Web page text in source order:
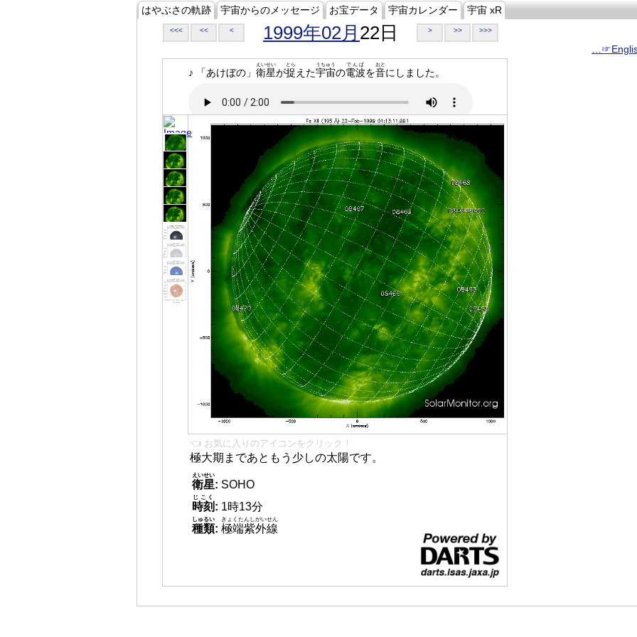
はやぶさの軌跡 宇宙からのメッセージ お宝データ 宇宙カレンダー 宇宙 xR
<<< << < 1999年02月 22日 > >> >>>
♪ 「あけぼの」 衛星
えいせい
が捉
とら
えた宇宙
うちゅう
の電波
でんぱ
を音
おと
にしました。
👈 お気に入りのアイコンをクリック！
極大期まであともう少しの太陽です。
衛星
えいせい
: SOHO
時刻
じこく
: 1時13分
種類
しゅるい
: 極端紫外線
きょくたんしがいせん